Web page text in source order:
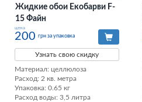
Жидкие обои Екобарви F-
15 Файн
цена
200 грн за упаковка
Узнать свою скидку
Материал: целлюлоза
Расход: 2 кв. метра
Упаковка: 0.65 кг
Расход воды: 3,5 литра